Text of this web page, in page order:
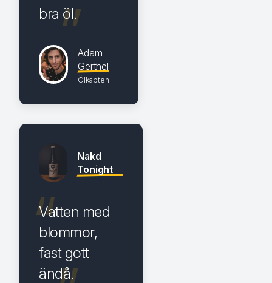
bra öl.
Adam
Gerthel
Ölkapten
Nakd
Tonight
Vatten med
blommor,
fast gott
ändå.